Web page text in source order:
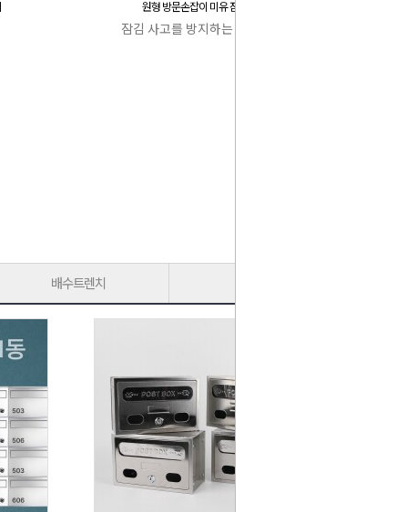
원형 방문손잡이 미유 잠김 사고 방지
잠김 사고를 방지하는 특허 캐치박스
배수트렌치